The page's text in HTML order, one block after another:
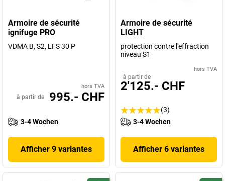
Armoire de sécurité
ignifuge PRO
VDMA B, S2, LFS 30 P
hors TVA
à partir de 995.- CHF
3-4 Wochen
Afficher 9 variantes
Armoire de sécurité
LIGHT
protection contre l'effraction
niveau S1
hors TVA
à partir de
2'125.- CHF
(3)
3-4 Wochen
Afficher 6 variantes